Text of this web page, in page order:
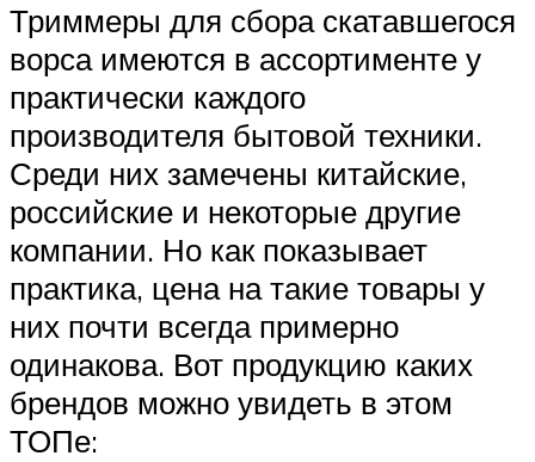
Триммеры для сбора скатавшегося
ворса имеются в ассортименте у
практически каждого
производителя бытовой техники.
Среди них замечены китайские,
российские и некоторые другие
компании. Но как показывает
практика, цена на такие товары у
них почти всегда примерно
одинакова. Вот продукцию каких
брендов можно увидеть в этом
ТОПе: